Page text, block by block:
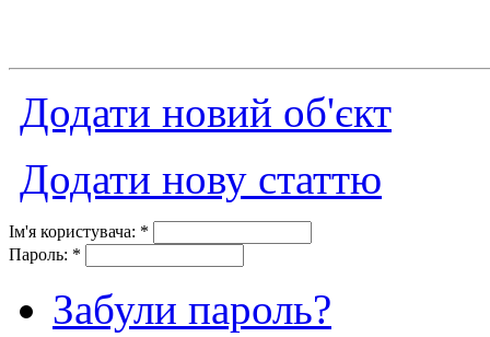
Додати новий об'єкт
Додати нову статтю
Ім'я користувача: *
Пароль: *
Забули пароль?